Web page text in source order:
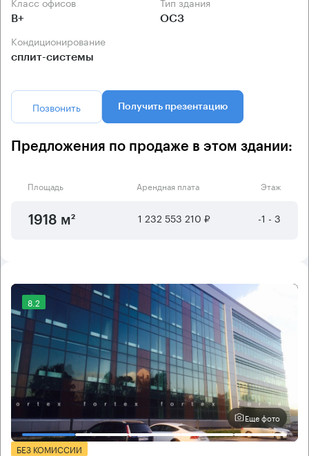
B+ ОСЗ
Кондиционирование
сплит-системы
Позвонить Получить презентацию
Предложения по продаже в этом здании:
Площадь Арендная плата Этаж
1918 м² 1 232 553 210 ₽ -1 - 3
8.2
Еще фото
БЕЗ КОМИССИИ